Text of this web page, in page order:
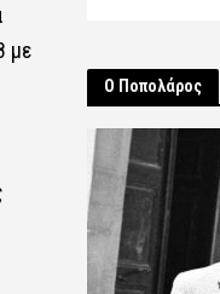
με
Ο Ποπολάρος